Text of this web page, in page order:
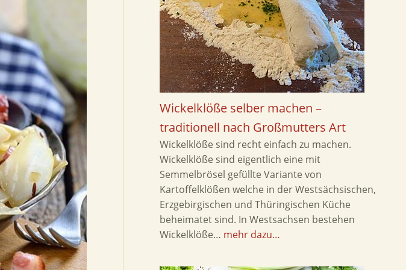
Wickelklöße selber machen –
traditionell nach Großmutters Art
Wickelklöße sind recht einfach zu machen.
Wickelklöße sind eigentlich eine mit
Semmelbrösel gefüllte Variante von
Kartoffelklößen welche in der Westsächsischen,
Erzgebirgischen und Thüringischen Küche
beheimatet sind. In Westsachsen bestehen
Wickelklöße… mehr dazu…